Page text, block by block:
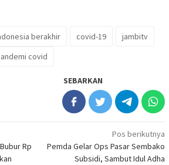
berakhir covid-19
jambitv
covid
SEBARKAN
Rp
Pos berikutnya
Pemda Gelar Ops Pasar Sembako
Subsidi, Sambut Idul Adha